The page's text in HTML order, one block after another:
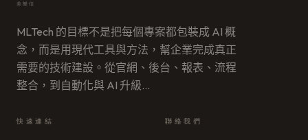
美樂信
MLTech 的目標不是把每個專案都包裝成 AI 概
念，而是用現代工具與方法，幫企業完成真正
需要的技術建設。從官網、後台、報表、流程
整合，到自動化與 AI 升級…
快速連結 聯絡我們